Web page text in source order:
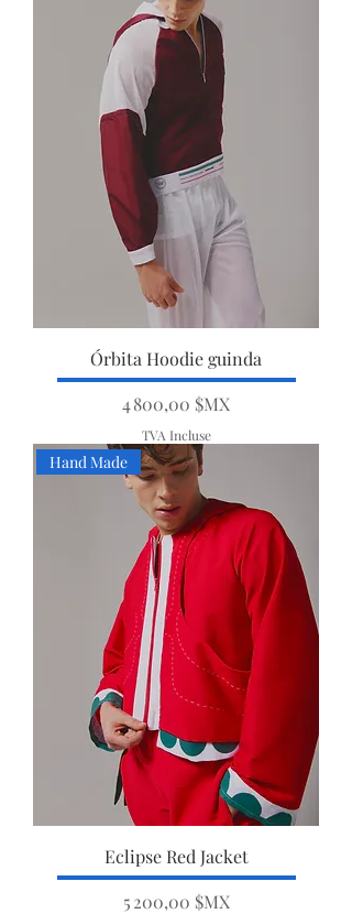
Órbita Hoodie guinda
Prix
4 800,00 $MX
TVA Incluse
Hand Made
Eclipse Red Jacket
Prix
5 200,00 $MX